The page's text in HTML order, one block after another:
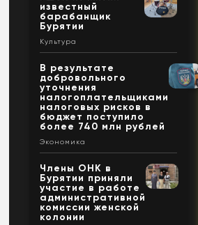
известный
барабанщик
Бурятии
Культура
В результате
добровольного
уточнения
налогоплательщиками
налоговых рисков в
бюджет поступило
более 740 млн рублей
Экономика
Члены ОНК в
Бурятии приняли
участие в работе
административной
комиссии женской
колонии